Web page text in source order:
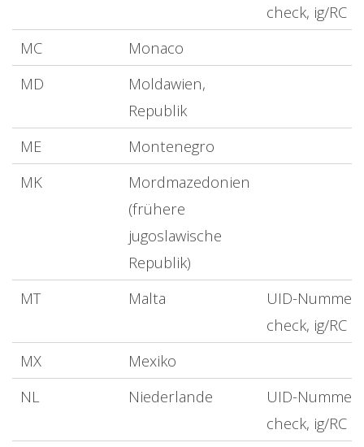
check, ig/RC
MC
Monaco
MD
Moldawien,
Republik
ME
Montenegro
MK
Mordmazedonien
(frühere
jugoslawische
Republik)
MT
Malta
UID-Nummer
check, ig/RC
MX
Mexiko
NL
Niederlande
UID-Nummer
check, ig/RC